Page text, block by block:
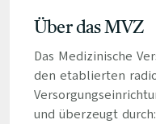
Über das MVZ
Das Medizinische
den etablierten
und überzeugt durch: